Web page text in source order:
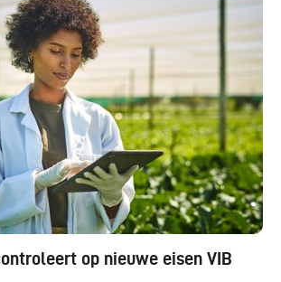
op nieuwe eisen VIB